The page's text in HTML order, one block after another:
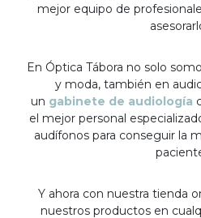
mejor equipo de
En Óptica Tábora no solo
y moda, también en
un gabinete de audiología
el mejor personal
audífonos para conseguir la
Y ahora con nuestra tienda
nuestros productos en